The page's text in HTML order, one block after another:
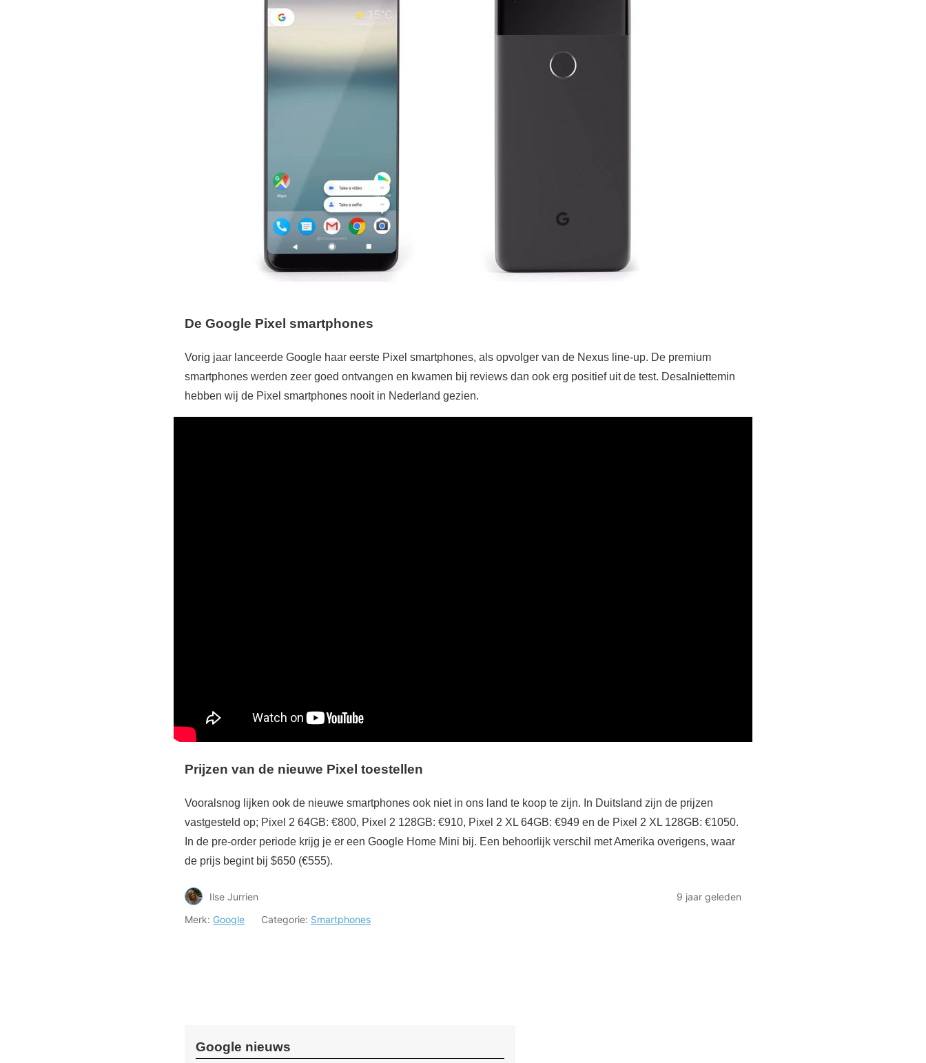
De Google Pixel smartphones
Vorig jaar lanceerde Google haar eerste Pixel smartphones, als opvolger van de Nexus line-up. De premium
smartphones werden zeer goed ontvangen en kwamen bij reviews dan ook erg positief uit de test. Desalniettemin
hebben wij de Pixel smartphones nooit in Nederland gezien.
Prijzen van de nieuwe Pixel toestellen
Vooralsnog lijken ook de nieuwe smartphones ook niet in ons land te koop te zijn. In Duitsland zijn de prijzen
vastgesteld op; Pixel 2 64GB: €800, Pixel 2 128GB: €910, Pixel 2 XL 64GB: €949 en de Pixel 2 XL 128GB: €1050.
In de pre-order periode krijg je er een Google Home Mini bij. Een behoorlijk verschil met Amerika overigens, waar
de prijs begint bij $650 (€555).
Ilse Jurrien
9 jaar geleden
Merk: Google Categorie: Smartphones
Google nieuws